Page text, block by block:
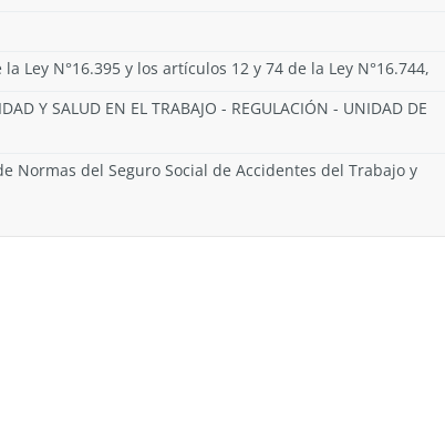
Ley N°16.395 y los artículos 12 y 74 de la Ley N°16.744,
Y SALUD EN EL TRABAJO - REGULACIÓN - UNIDAD DE
Normas del Seguro Social de Accidentes del Trabajo y